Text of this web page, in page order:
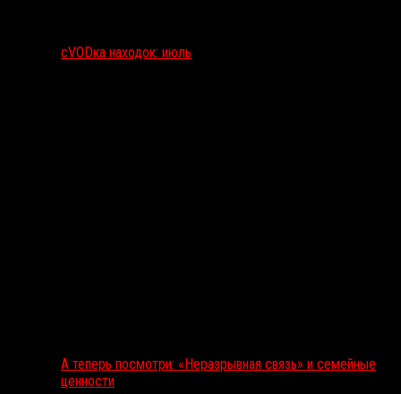
сVODка находок: июль
А теперь посмотри: «Неразрывная связь» и семейные
ценности